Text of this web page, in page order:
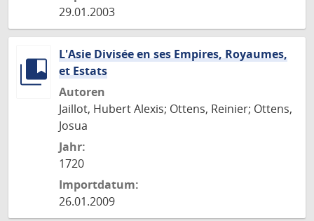
29.01.2003
L'Asie Divisée en ses Empires, Royaumes,
et Estats
Autoren
Jaillot, Hubert Alexis; Ottens, Reinier; Ottens,
Josua
Jahr:
1720
Importdatum:
26.01.2009